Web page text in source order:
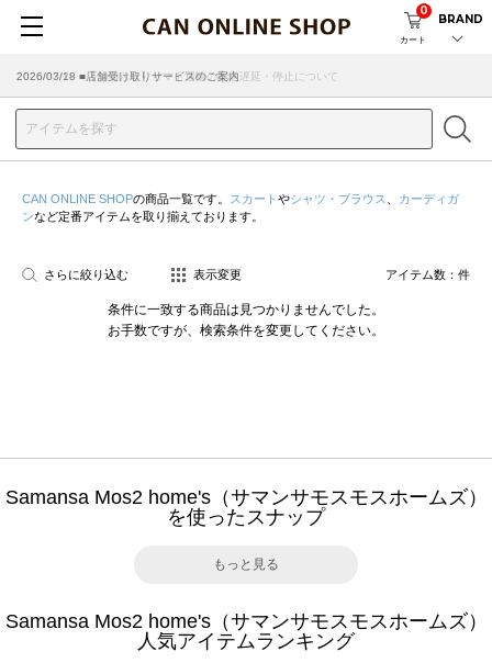
カート
0
BRAND
2026/07/29 ■【お知らせ】ヤマト運輸の配送遅延・停止について
2026/03/18 ■店舗受け取りサービスのご案内
CAN ONLINE SHOPの商品一覧です。 スカート やシャツ・ブラウス
カーディガ
ンなど定番アイテムを取り揃えております。
さらに絞り込む 表示変更 アイテム数： 件
条件に一致する商品は見つかりませんでした。
お手数ですが、検索条件を変更してください。
Samansa Mos2 home's（サマンサモスモスホームズ）
を使ったスナップ
もっと見る
Samansa Mos2 home's（サマンサモスモスホームズ）
人気アイテムランキング